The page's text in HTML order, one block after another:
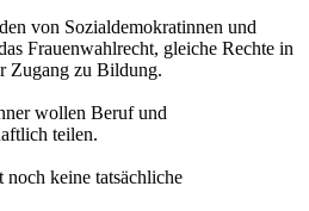
von Sozialdemokratinnen und
Frauenwahlrecht, gleiche Rechte in
Zugang zu Bildung.
wollen Beruf und
teilen.
noch keine tatsächliche